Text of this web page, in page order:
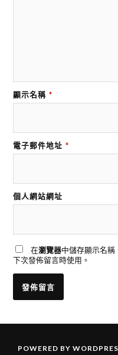
顯示名稱 *
電子郵件地址 *
個人網站網址
在瀏覽器中儲存顯示名
下次發佈留言時使用。
POWERED BY